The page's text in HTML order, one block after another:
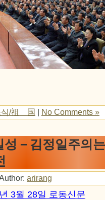
식/祖 国 | No Comments »
성－김정일주의
arirang
3월 28일 로동신문